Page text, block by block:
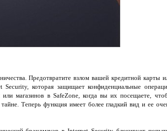
Предотвратите взлом вашей кредитной карты
которая защищает конфиденциальные
магазинов в SafeZone, когда вы их посещаете,
Теперь функция имеет более гладкий вид и ее